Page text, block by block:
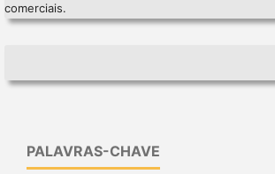
comerciais.
PALAVRAS-CHAVE